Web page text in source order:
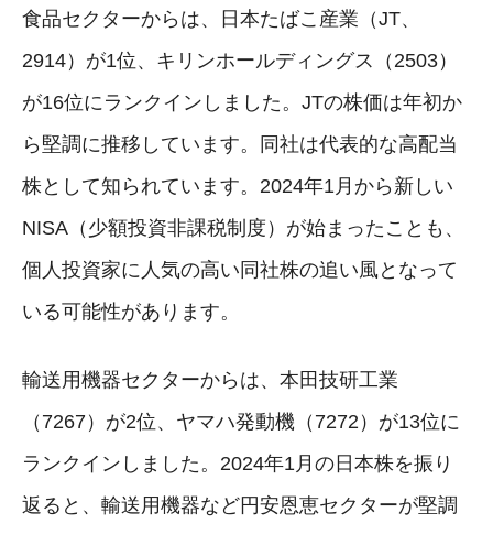
食品セクターからは、日本たばこ産業（JT、
2914）が1位、キリンホールディングス（2503）
が16位にランクインしました。JTの株価は年初か
ら堅調に推移しています。同社は代表的な高配当
株として知られています。2024年1月から新しい
NISA（少額投資非課税制度）が始まったことも、
個人投資家に人気の高い同社株の追い風となって
いる可能性があります。
輸送用機器セクターからは、本田技研工業
（7267）が2位、ヤマハ発動機（7272）が13位に
ランクインしました。2024年1月の日本株を振り
返ると、輸送用機器など円安恩恵セクターが堅調